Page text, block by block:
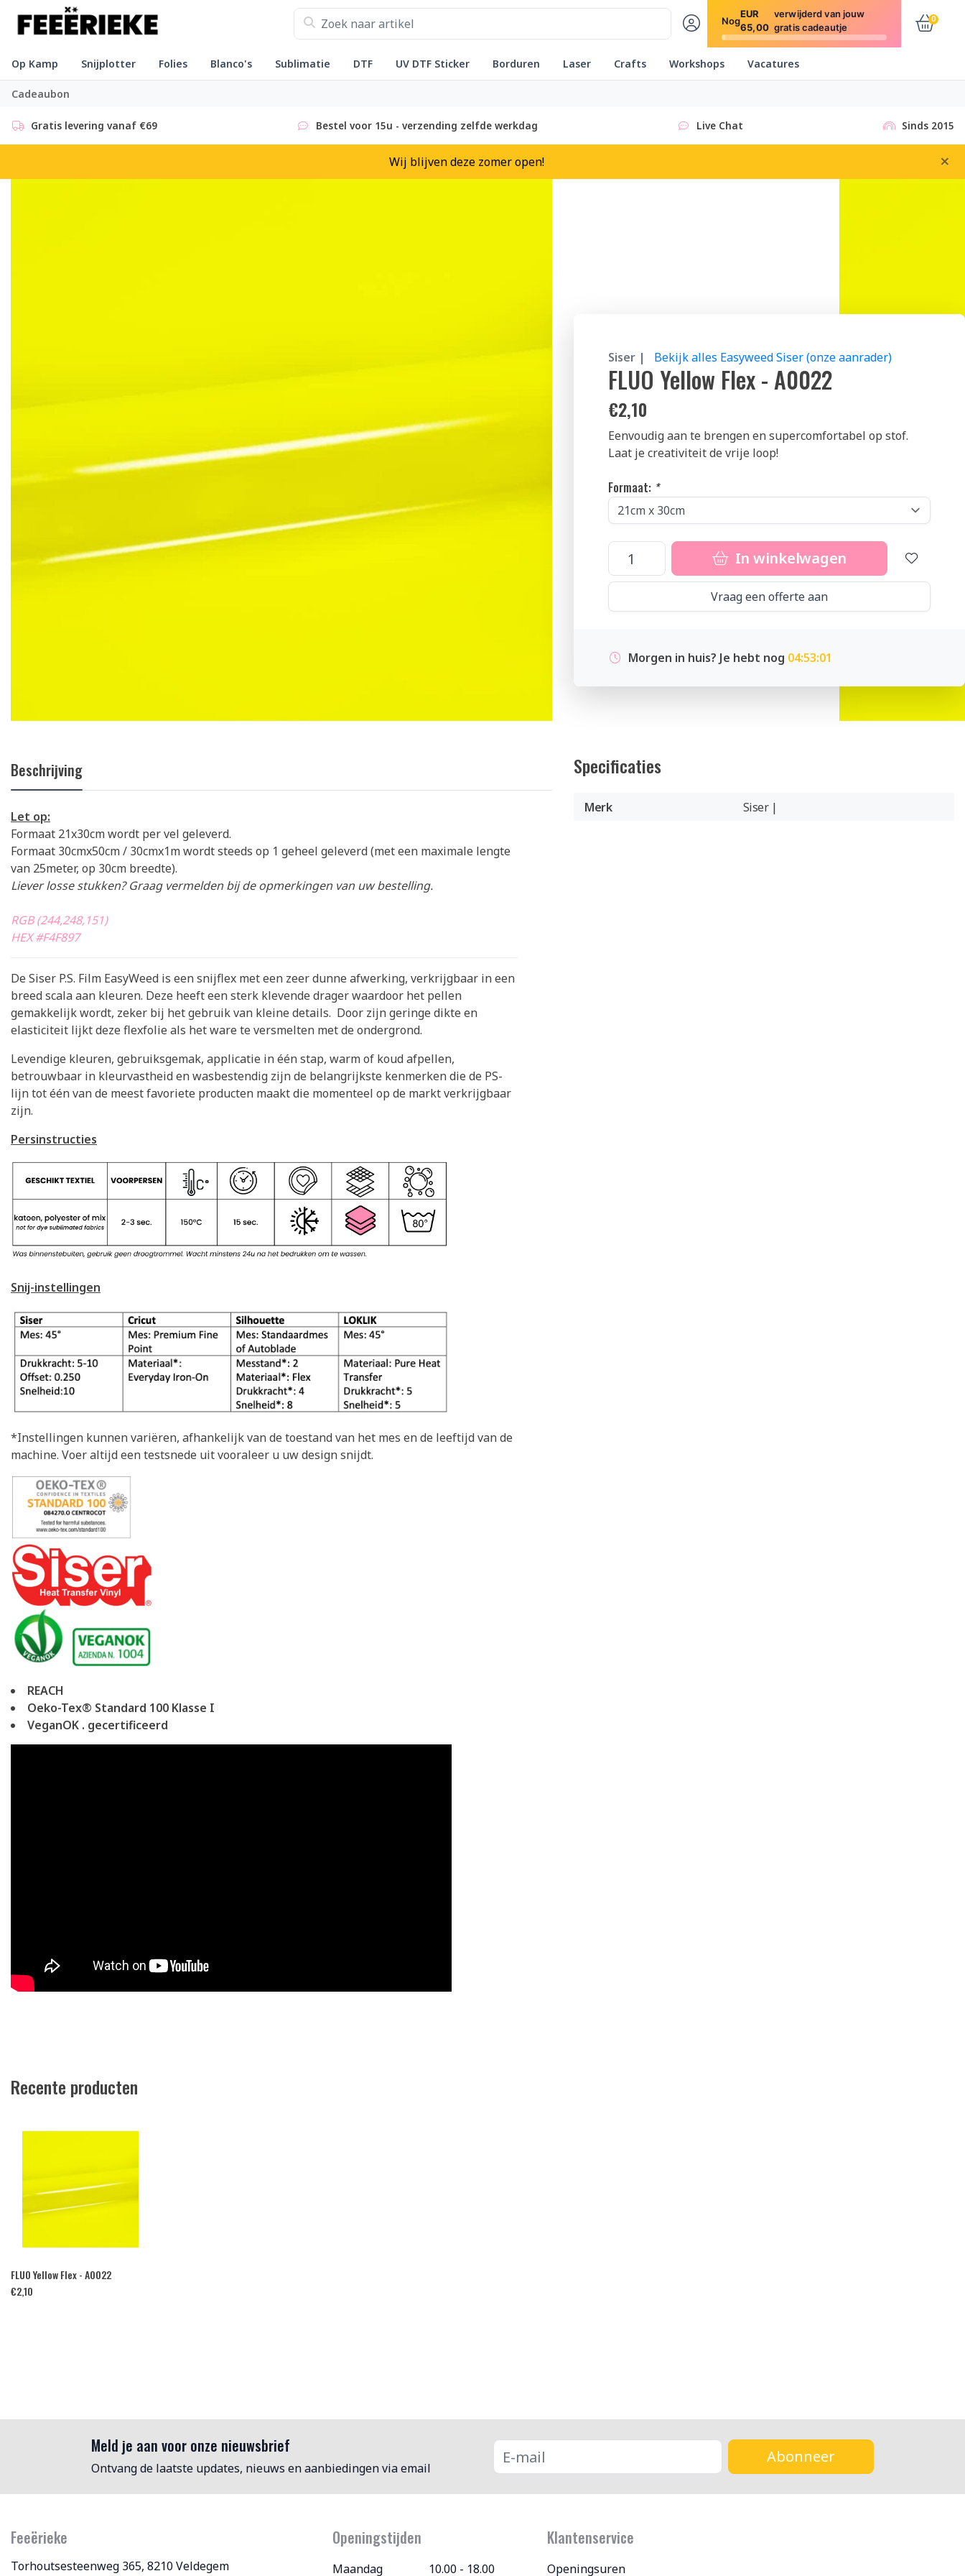
Nog
EUR
65,00
verwijderd van jouw
gratis cadeautje
0
Op Kamp Snijplotter Folies Blanco's Sublimatie DTF UV DTF Sticker Borduren Laser Crafts Workshops Vacatures
Cadeaubon
Gratis levering vanaf €69 Bestel voor 15u - verzending zelfde werkdag Live Chat Sinds 2015
Wij blijven deze zomer open! ×
Siser | Bekijk alles Easyweed Siser (onze aanrader)
FLUO Yellow Flex - A0022
€2,10
Eenvoudig aan te brengen en supercomfortabel op stof.
Laat je creativiteit de vrije loop!
Formaat: *
In winkelwagen
Vraag een offerte aan
Morgen in huis? Je hebt nog 04:53:00
Beschrijving
Let op:
Formaat 21x30cm wordt per vel geleverd.
Formaat 30cmx50cm / 30cmx1m wordt steeds op 1 geheel geleverd (met een maximale lengte
van 25meter, op 30cm breedte).
Liever losse stukken? Graag vermelden bij de opmerkingen van uw bestelling.
RGB (244,248,151)
HEX #F4F897
De Siser P.S. Film EasyWeed is een snijflex met een zeer dunne afwerking, verkrijgbaar in een
breed scala aan kleuren. Deze heeft een sterk klevende drager waardoor het pellen
gemakkelijk wordt, zeker bij het gebruik van kleine details. Door zijn geringe dikte en
elasticiteit lijkt deze flexfolie als het ware te versmelten met de ondergrond.
Levendige kleuren, gebruiksgemak, applicatie in één stap, warm of koud afpellen,
betrouwbaar in kleurvastheid en wasbestendig zijn de belangrijkste kenmerken die de PS-
lijn tot één van de meest favoriete producten maakt die momenteel op de markt verkrijgbaar
zijn.
Persinstructies
Snij-instellingen
*Instellingen kunnen variëren, afhankelijk van de toestand van het mes en de leeftijd van de
machine. Voer altijd een testsnede uit vooraleer u uw design snijdt.
REACH
Oeko-Tex® Standard 100 Klasse I
VeganOK . gecertificeerd
Specificaties
Merk Siser |
Recente producten
FLUO Yellow Flex - A0022
€2,10
Meld je aan voor onze nieuwsbrief
Ontvang de laatste updates, nieuws en aanbiedingen via email
Abonneer
Feeërieke
Torhoutsesteenweg 365, 8210 Veldegem
Openingstijden
Maandag 10.00 - 18.00
Klantenservice
Openingsuren